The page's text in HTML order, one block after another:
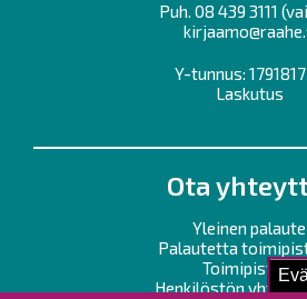
Puh. 08 439 3111
Y-tunnus:
Laskutus
Ota
Yleinen palaute
Palautetta
Toimipisteet
Henkilöstön